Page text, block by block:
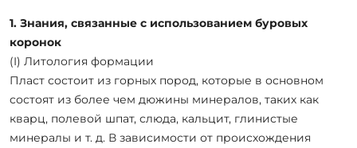
1. Знания, связанные с использованием буровых
коронок
(I) Литология формации
Пласт состоит из горных пород, которые в основном
состоят из более чем дюжины минералов, таких как
кварц, полевой шпат, слюда, кальцит, глинистые
минералы и т. д. В зависимости от происхождения